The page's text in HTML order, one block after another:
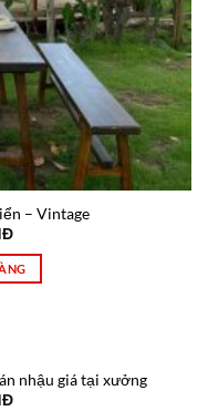
– Vintage
nhậu giá tại xưởng